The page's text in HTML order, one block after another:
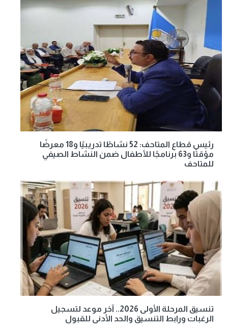
رئيس قطاع المتاحف: 52 نشاطًا تدريبيًا و18 معرضًا
مؤقتًا و63 برنامجًا للأطفال ضمن النشاط الصيفي
للمتاحف
تنسيق المرحلة الأولى 2026.. آخر موعد لتسجيل
الرغبات ورابط التنسيق والحد الأدنى للقبول